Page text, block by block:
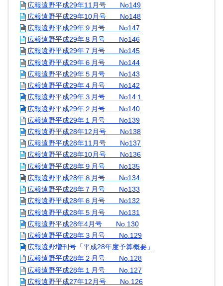
広報遠野平成29年11月号 No149
広報遠野平成29年10月号 No148
広報遠野平成29年９月号 No147
広報遠野平成29年８月号 No146
広報遠野平成29年７月号 No145
広報遠野平成29年６月号 No144
広報遠野平成29年５月号 No143
広報遠野平成29年４月号 No142
広報遠野平成29年３月号 No14１
広報遠野平成29年２月号 No140
広報遠野平成29年１月号 No139
広報遠野平成28年12月号 No138
広報遠野平成28年11月号 No137
広報遠野平成28年10月号 No136
広報遠野平成28年９月号 No135
広報遠野平成28年８月号 No134
広報遠野平成28年７月号 No133
広報遠野平成28年６月号 No132
広報遠野平成28年５月号 No131
広報遠野平成28年4月号 No.130
広報遠野平成28年３月号 No.129
広報遠野増刊号「平成28年度予算概要」
広報遠野平成28年２月号 No.128
広報遠野平成28年１月号 No.127
広報遠野平成27年12月号 No.126